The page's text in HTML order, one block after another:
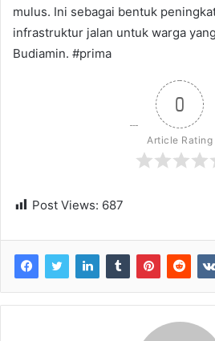
mulus. Ini sebagai bentuk
infrastruktur jalan untuk warga
Budiamin. #prima
0
Article Rating
Post Views: 687